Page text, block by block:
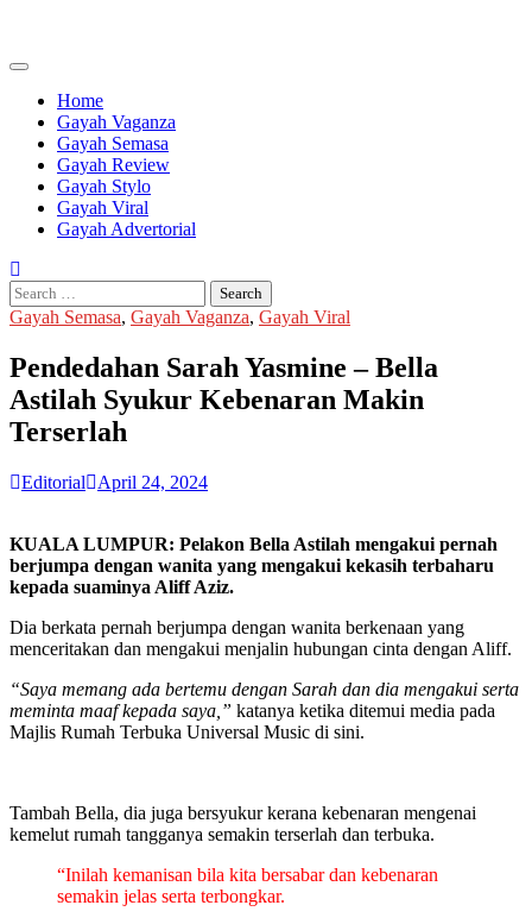
content
Home
Gayah Vaganza
Gayah Semasa
Gayah Review
Gayah Stylo
Gayah Viral
Gayah Advertorial
Search
for:
Gayah Semasa, Gayah Vaganza, Gayah Viral
Pendedahan Sarah Yasmine – Bella
Astilah Syukur Kebenaran Makin
Terserlah
Editorial April 24, 2024
KUALA LUMPUR: Pelakon Bella Astilah mengakui pernah
berjumpa dengan wanita yang mengakui kekasih terbaharu
kepada suaminya Aliff Aziz.
Dia berkata pernah berjumpa dengan wanita berkenaan yang
menceritakan dan mengakui menjalin hubungan cinta dengan Aliff.
“Saya memang ada bertemu dengan Sarah dan dia mengakui serta
meminta maaf kepada saya,” katanya ketika ditemui media pada
Majlis Rumah Terbuka Universal Music di sini.
Tambah Bella, dia juga bersyukur kerana kebenaran mengenai
kemelut rumah tangganya semakin terserlah dan terbuka.
“Inilah kemanisan bila kita bersabar dan kebenaran
semakin jelas serta terbongkar.